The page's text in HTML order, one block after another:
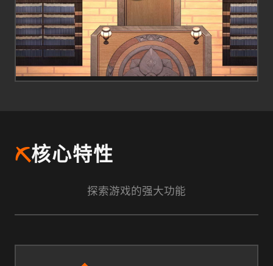
⛏️核心特性
探索游戏的强大功能